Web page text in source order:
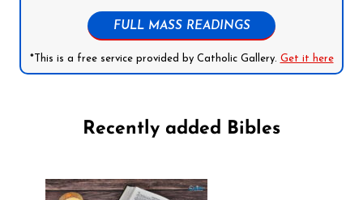
FULL MASS READINGS
*This is a free service provided by Catholic Gallery. Get it here
Recently added Bibles